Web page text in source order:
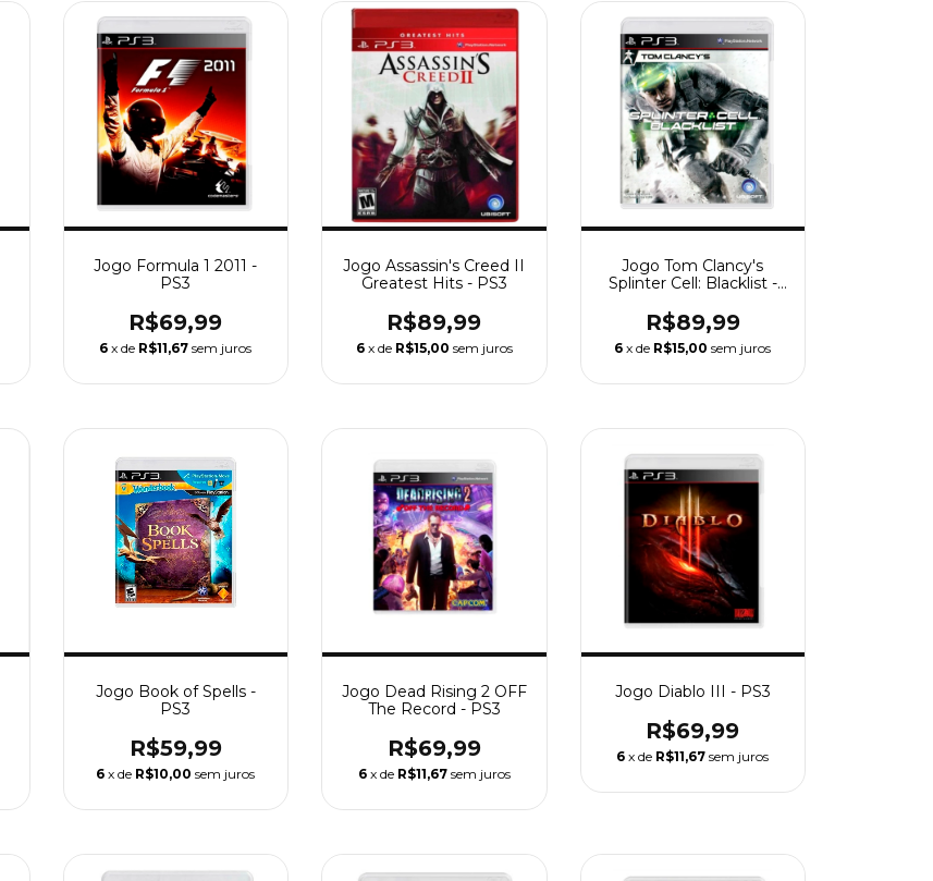
Jogo Formula 1 2011 -
PS3
R$69,99
6 x de R$11,67 sem juros
Jogo Assassin's Creed II
Greatest Hits - PS3
R$89,99
6 x de R$15,00 sem juros
Jogo Tom Clancy's
Splinter Cell: Blacklist -
R$89,99
6 x de R$15,00 sem juros
Jogo Book of Spells -
PS3
R$59,99
6 x de R$10,00 sem juros
Jogo Dead Rising 2 OFF
The Record - PS3
R$69,99
6 x de R$11,67 sem juros
Jogo Diablo III - PS3
R$69,99
6 x de R$11,67 sem juros